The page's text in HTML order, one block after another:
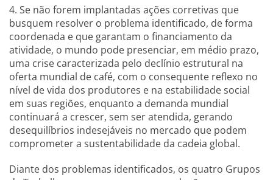
4. Se não forem implantadas ações corretivas que
busquem resolver o problema identificado, de forma
coordenada e que garantam o financiamento da
atividade, o mundo pode presenciar, em médio prazo,
uma crise caracterizada pelo declínio estrutural na
oferta mundial de café, com o consequente reflexo no
nível de vida dos produtores e na estabilidade social
em suas regiões, enquanto a demanda mundial
continuará a crescer, sem ser atendida, gerando
desequilíbrios indesejáveis ​​no mercado que podem
comprometer a sustentabilidade da cadeia global.
Diante dos problemas identificados, os quatro Grupos